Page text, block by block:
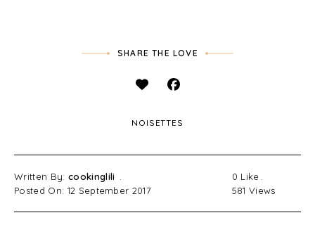
SHARE THE LOVE
NOISETTES
Written By: cookinglili
Posted On: 12 September 2017
0 Like
581 Views